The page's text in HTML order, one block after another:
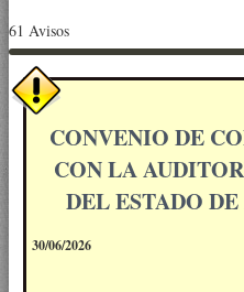
61 Avisos
CONVENIO DE
CON LA
DEL ESTADO
30/06/2026